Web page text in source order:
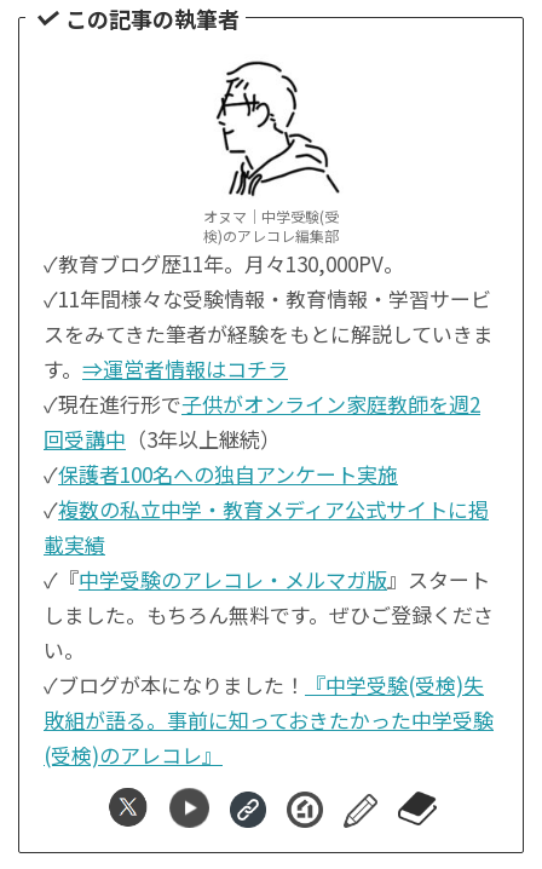
この記事の執筆者
オヌマ｜中学受験(受
検)のアレコレ編集部
✓教育ブログ歴11年。月々130,000PV。
✓11年間様々な受験情報・教育情報・学習サービ
スをみてきた筆者が経験をもとに解説していきま
す。 ⇒運営者情報はコチラ
✓現在進行形で子供がオンライン家庭教師を週2
回受講中 （3年以上継続）
✓保護者100名への独自アンケート実施
✓複数の私立中学・教育メディア公式サイトに掲
載実績
✓『中学受験のアレコレ・メルマガ版』スタート
しました。もちろん無料です。ぜひご登録くださ
い。
✓ブログが本になりました！
『中学受験(受検)失
敗組が語る。事前に知っておきたかった中学受験
(受検)のアレコレ』